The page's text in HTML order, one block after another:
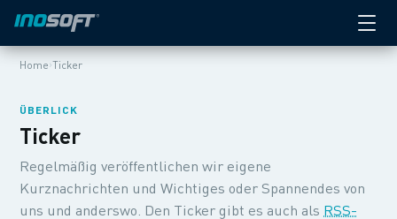
Home›Ticker
ÜBERLICK
Ticker
Regelmäßig veröffentlichen wir eigene
Kurznachrichten und Wichtiges oder Spannendes von
uns und anderswo. Den Ticker gibt es auch als RSS-